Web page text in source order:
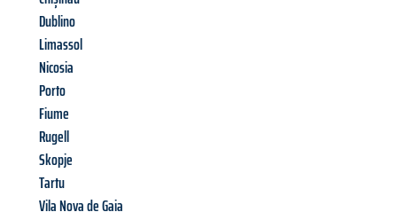
Dublino
Limassol
Nicosia
Porto
Fiume
Rugell
Skopje
Tartu
Vila Nova de Gaia